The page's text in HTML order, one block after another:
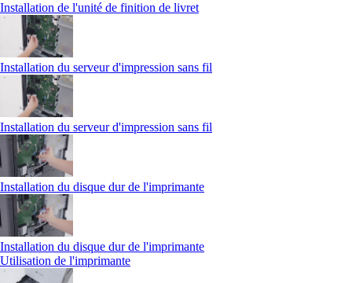
Installation de l'unité de finition de livret
Installation du serveur d'impression sans fil
Installation du serveur d'impression sans fil
Installation du disque dur de l'imprimante
Installation du disque dur de l'imprimante
Utilisation de l'imprimante